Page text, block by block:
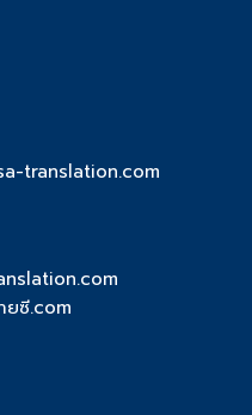
translation.com
ยซี.com